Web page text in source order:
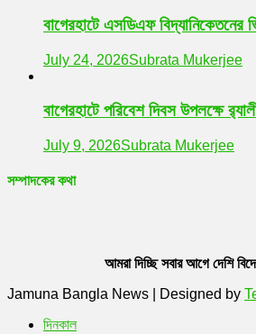
বাগেরহাটে এসডিএফ বিদ্যানিকেতনের
July 24, 2026Subrata Mukerjee
বাগেরহাটে পরিবেশ দিবস উপলক্ষে
July 9, 2026Subrata Mukerjee
সম্পাদকের কথা
আমরা দিচ্ছি সবার আগে দেশি
Jamuna Bangla News
Designed by
দিনকাল